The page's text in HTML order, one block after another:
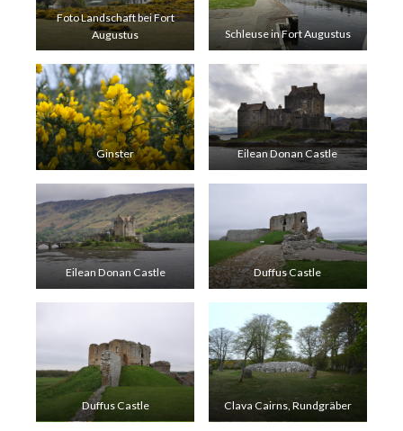
Foto Landschaft bei Fort
Augustus
Schleuse in Fort Augustus
Ginster Eilean Donan Castle
Eilean Donan Castle Duffus Castle
Duffus Castle Clava Cairns, Rundgräber